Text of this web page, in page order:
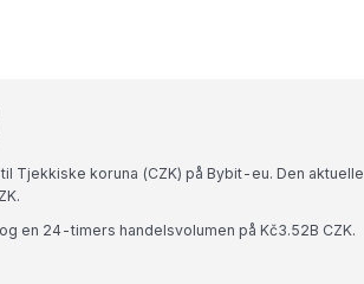
Tjekkiske koruna (CZK) på Bybit-eu. Den aktuelle
en 24-timers handelsvolumen på Kč3.52B CZK.